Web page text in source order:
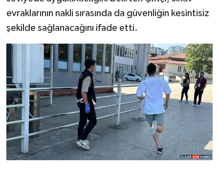
evraklarının nakli sırasında da güvenliğin kesintisiz
şekilde sağlanacağını ifade etti.